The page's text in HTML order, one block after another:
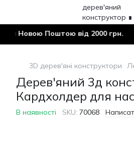
Новою Поштою від 2000 грн.
3D дерев'яні конструктори
Дерев'яний 3д
Кардхолдер для
В наявності SKU: 70068